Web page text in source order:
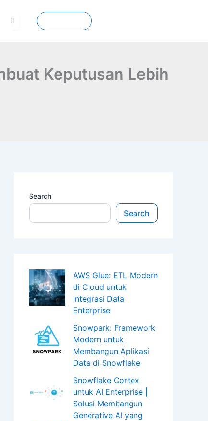
Keputusan Lebih
Search
Search
AWS Glue: ETL Modern
di Cloud untuk
Integrasi Data
Enterprise
Snowpark: Framework
Modern untuk
Membangun Aplikasi
Data di Snowflake
Snowflake Cortex
untuk AI Enterprise |
Solusi Membangun
Generative AI yang